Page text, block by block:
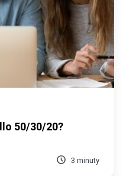
50/30/20?
3 minuty